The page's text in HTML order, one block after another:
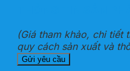
(Giá tham khảo, chi tiết
quy cách sản xuất và